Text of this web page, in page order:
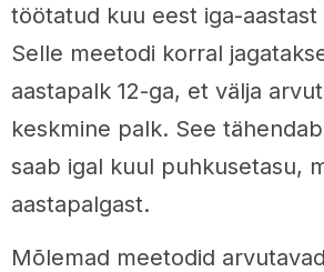
töötatud kuu eest iga-
Selle meetodi korral
aastapalk 12-ga, et välja
keskmine palk. See
saab igal kuul puhkusetasu,
aastapalgast.
Mõlemad meetodid